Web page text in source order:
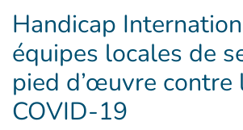
Handicap
équipes locales de
pied d’œuvre contre
COVID-19